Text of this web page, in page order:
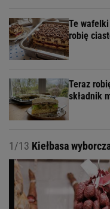
Te
robię
Teraz
składnik
1/13 Kiełbasa